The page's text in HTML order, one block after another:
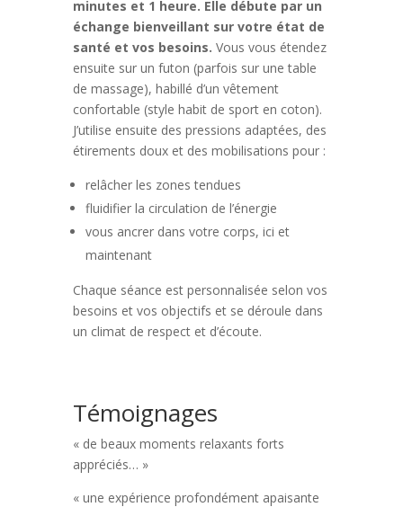
minutes et 1 heure. Elle débute par un
échange bienveillant sur votre état de
santé et vos besoins. Vous vous étendez
ensuite sur un futon (parfois sur une table
de massage), habillé d’un vêtement
confortable (style habit de sport en coton).
J’utilise ensuite des pressions adaptées, des
étirements doux et des mobilisations pour :
relâcher les zones tendues
fluidifier la circulation de l’énergie
vous ancrer dans votre corps, ici et
maintenant
Chaque séance est personnalisée selon vos
besoins et vos objectifs et se déroule dans
un climat de respect et d’écoute.
Témoignages
« de beaux moments relaxants forts
appréciés… »
« une expérience profondément apaisante